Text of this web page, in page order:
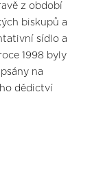
z období
biskupů a
sídlo a
1998 byly
na
dědictví